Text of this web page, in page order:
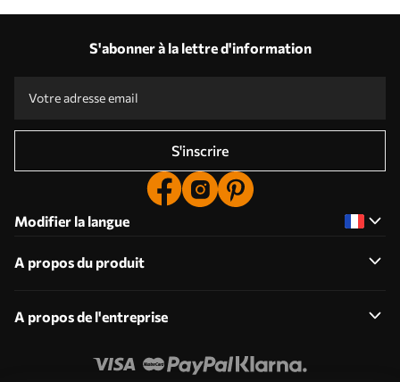
S'abonner à la lettre d'information
S'inscrire
Modifier la langue
A propos du produit
A propos de l'entreprise